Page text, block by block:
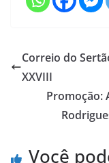
Correio do
XXVIII
Promoção:
Você